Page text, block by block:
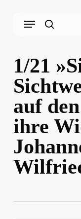
Menu
1/21
auf
ihre